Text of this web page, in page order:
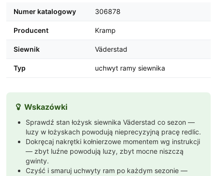
Numer katalogowy 306878
Producent Kramp
Siewnik Väderstad
Typ uchwyt ramy siewnika
 Wskazówki
Sprawdź stan łożysk siewnika Väderstad co sezon —
luzy w łożyskach powodują nieprecyzyjną pracę redlic.
Dokręcaj nakrętki kołnierzowe momentem wg instrukcji
— zbyt luźne powodują luzy, zbyt mocne niszczą
gwinty.
Czyść i smaruj uchwyty ram po każdym sezonie —